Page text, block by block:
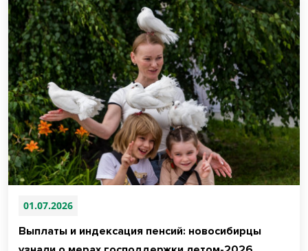
01.07.2026
Выплаты и индексация пенсий: новосибирцы